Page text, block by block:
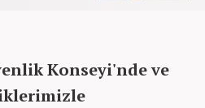
Konseyi'nde ve